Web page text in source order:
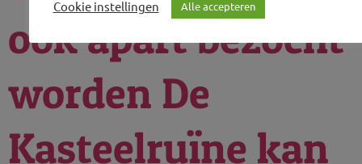
ook apart bezocht
worden De
Kasteelruïne kan
Cookie instellingen
Alle accepteren